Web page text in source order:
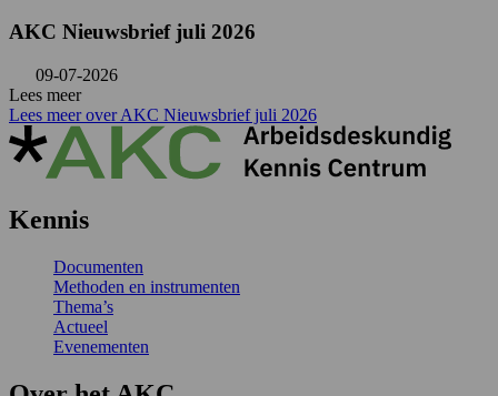
AKC Nieuwsbrief juli 2026
09-07-2026
Lees meer
Lees meer over AKC Nieuwsbrief juli 2026
Kennis
Documenten
Methoden en instrumenten
Thema’s
Actueel
Evenementen